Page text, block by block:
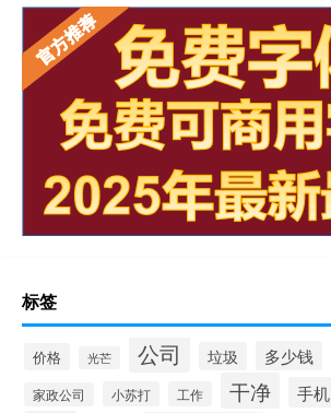
标签
价格 光芒 公司 垃圾 多少钱
家政公司 小苏打 工作 干净 手机